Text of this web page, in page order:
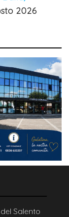
2026
Salento